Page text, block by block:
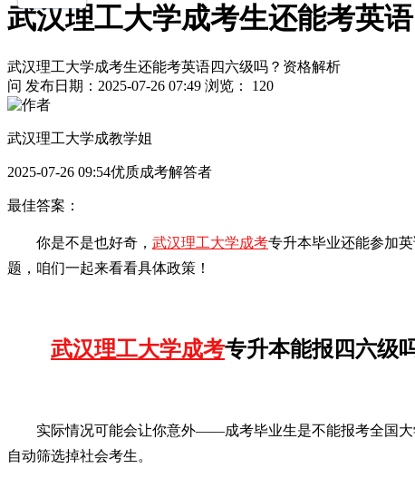
武汉理工大学成考生还能考英
武汉理工大学成考生还能考英语四六级吗？资格解析
问 发布日期：2025-07-26 07:49 浏览： 120
武汉理工大学成教学姐
2025-07-26 09:54优质成考解答者
最佳答案：
你是不是也好奇， 武汉理工大学成考专升本毕业还能参加
题，咱们一起来看看具体政策！
武汉理工大学成考专升本能报四六级
实际情况可能会让你意外——成考毕业生是不能报考全国
自动筛选掉社会考生。